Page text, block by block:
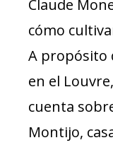
Claude
cómo
A propósito
en el Louvre,
cuenta
Montijo,